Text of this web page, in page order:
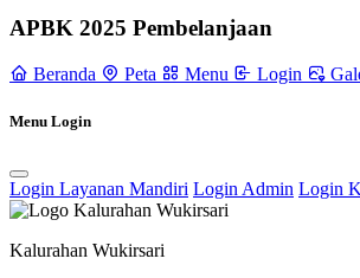
November 2025
Ibu-ibu PKK Dusun Pusmalang
Pertama Bulan September
Qur’an Camp #2 Kembali Digelar Di Dusun
APBK 2025 Pembelanjaan
Beranda Peta Menu Login
Menu Login
Login Layanan Mandiri Login Admin Login
Kalurahan Wukirsari